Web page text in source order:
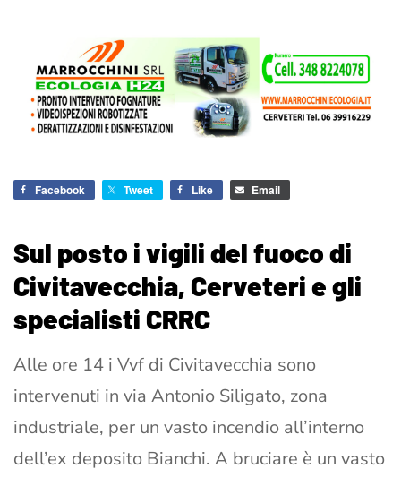
Facebook Tweet Like Email
Sul posto i vigili del fuoco di
Civitavecchia, Cerveteri e gli
specialisti CRRC
Alle ore 14 i Vvf di Civitavecchia sono
intervenuti in via Antonio Siligato, zona
industriale, per un vasto incendio all’interno
dell’ex deposito Bianchi. A bruciare è un vasto